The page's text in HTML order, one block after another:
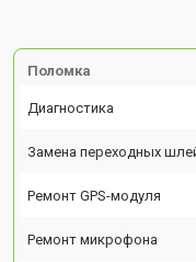
Поломка
Диагностика
Замена переходных
Ремонт GPS-модуля
Ремонт микрофона